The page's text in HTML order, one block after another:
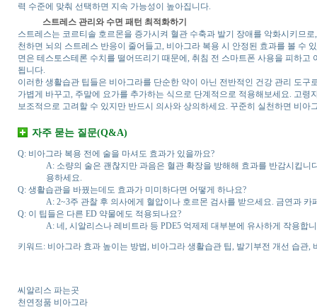
력 수준에 맞춰 선택하면 지속 가능성이 높아집니다.
스트레스 관리와 수면 패턴 최적화하기
스트레스는 코르티솔 호르몬을 증가시켜 혈관 수축과 발기 장애를 악화시키므
천하면 뇌의 스트레스 반응이 줄어들고, 비아그라 복용 시 안정된 효과를 볼 수
면은 테스토스테론 수치를 떨어뜨리기 때문에, 취침 전 스마트폰 사용을 피하
됩니다.
이러한 생활습관 팁들은 비아그라를 단순한 약이 아닌 전반적인 건강 관리 도
가볍게 바꾸고, 주말에 요가를 추가하는 식으로 단계적으로 적용해보세요. 고
보조적으로 고려할 수 있지만 반드시 의사와 상의하세요. 꾸준히 실천하면 비
자주 묻는 질문(Q&A)
Q: 비아그라 복용 전에 술을 마셔도 효과가 있을까요?
A: 소량의 술은 괜찮지만 과음은 혈관 확장을 방해해 효과를 반감시킵
용하세요.
Q: 생활습관을 바꿨는데도 효과가 미미하다면 어떻게 하나요?
A: 2~3주 관찰 후 의사에게 혈압이나 호르몬 검사를 받으세요. 금연과
Q: 이 팁들은 다른 ED 약물에도 적용되나요?
A: 네, 시알리스나 레비트라 등 PDE5 억제제 대부분에 유사하게 작용합
키워드: 비아그라 효과 높이는 방법, 비아그라 생활습관 팁, 발기부전 개선 습관,
씨알리스 파는곳
천연정품 비아그라